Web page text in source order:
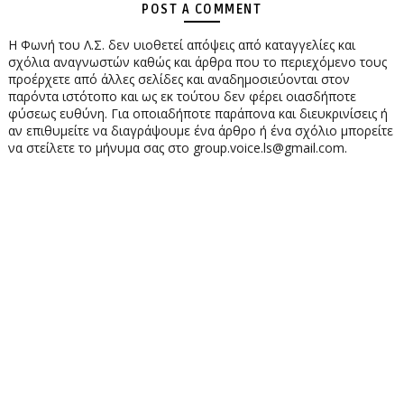
POST A COMMENT
Η Φωνή του Λ.Σ. δεν υιοθετεί απόψεις από καταγγελίες και
σχόλια αναγνωστών καθώς και άρθρα που το περιεχόμενο τους
προέρχετε από άλλες σελίδες και αναδημοσιεύονται στον
παρόντα ιστότοπο και ως εκ τούτου δεν φέρει οιασδήποτε
φύσεως ευθύνη. Για οποιαδήποτε παράπονα και διευκρινίσεις ή
αν επιθυμείτε να διαγράψουμε ένα άρθρο ή ένα σχόλιο μπορείτε
να στείλετε το μήνυμα σας στο group.voice.ls@gmail.com.